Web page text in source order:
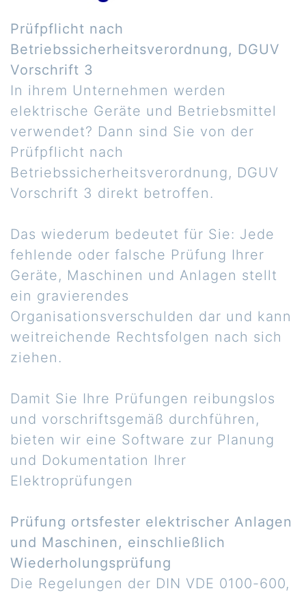
Prüfpflicht nach
Betriebssicherheitsverordnung, DGUV
Vorschrift 3
In ihrem Unternehmen werden
elektrische Geräte und Betriebsmittel
verwendet? Dann sind Sie von der
Prüfpflicht nach
Betriebssicherheitsverordnung, DGUV
Vorschrift 3 direkt betroffen.
Das wiederum bedeutet für Sie: Jede
fehlende oder falsche Prüfung Ihrer
Geräte, Maschinen und Anlagen stellt
ein gravierendes
Organisationsverschulden dar und kann
weitreichende Rechtsfolgen nach sich
ziehen.
Damit Sie Ihre Prüfungen reibungslos
und vorschriftsgemäß durchführen,
bieten wir eine Software zur Planung
und Dokumentation Ihrer
Elektroprüfungen
Prüfung ortsfester elektrischer Anlagen
und Maschinen, einschließlich
Wiederholungsprüfung
Die Regelungen der DIN VDE 0100-600,